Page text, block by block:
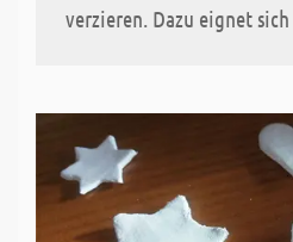
verzieren. Dazu eignet sich